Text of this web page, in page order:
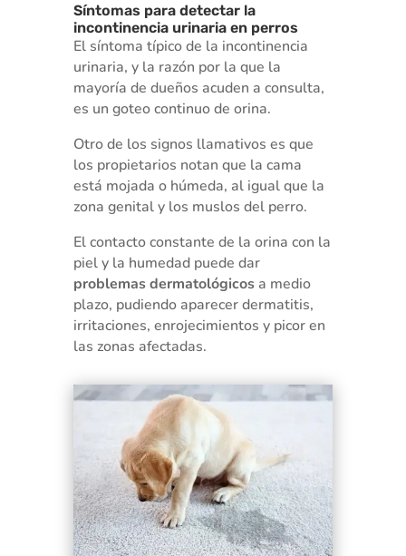
Síntomas para detectar la
incontinencia urinaria en perros
El síntoma típico de la incontinencia
urinaria, y la razón por la que la
mayoría de dueños acuden a consulta,
es un goteo continuo de orina.
Otro de los signos llamativos es que
los propietarios notan que la cama
está mojada o húmeda, al igual que la
zona genital y los muslos del perro.
El contacto constante de la orina con la
piel y la humedad puede dar
problemas dermatológicosa medio
plazo, pudiendo aparecer dermatitis,
irritaciones, enrojecimientos y picor en
las zonas afectadas.